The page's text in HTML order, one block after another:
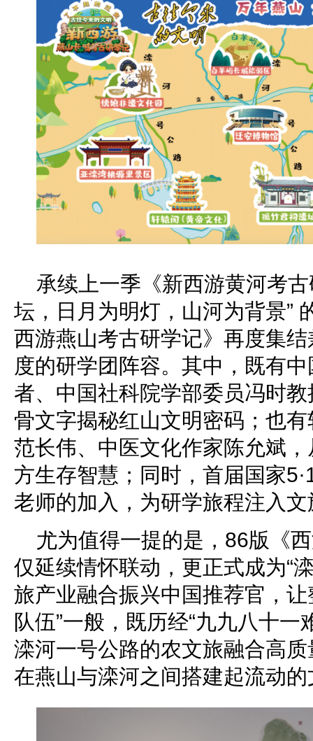
承续上一季《新西游黄河考
坛，日月为明灯，山河为背景”
西游燕山考古研学记》再度集
度的研学团阵容。其中，既有
者、中国社科院学部委员冯时
骨文字揭秘红山文明密码；也
范长伟、中医文化作家陈允斌
方生存智慧；同时，首届国家
老师的加入，为研学旅程注入
尤为值得一提的是，86版《
仅延续情怀联动，更正式成为“
旅产业融合振兴中国推荐官，
队伍”一般，既历经“九九八十一
滦河一号公路的农文旅融合高
在燕山与滦河之间搭建起流动